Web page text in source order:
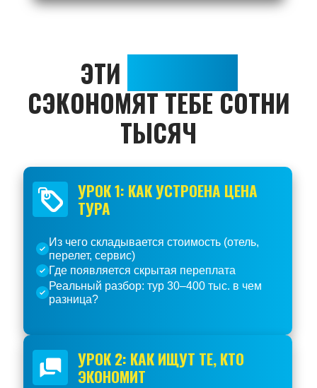
ЭТИ
СЭКОНОМЯТ ТЕБЕ СОТНИ
ТЫСЯЧ
Из чего складывается стоимость (отель,
перелет, сервис)
Где появляется скрытая переплата
Реальный разбор: тур 30–400 тыс. в чем
разница?
УРОК 1: КАК УСТРОЕНА ЦЕНА
ТУРА
УРОК 2: КАК ИЩУТ ТЕ, КТО
ЭКОНОМИТ